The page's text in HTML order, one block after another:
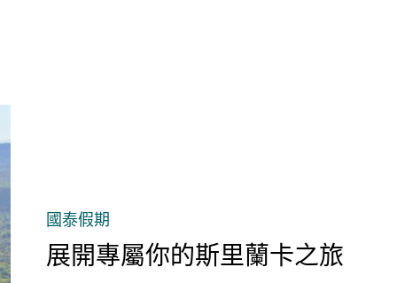
國泰假期
展開專屬你的斯里蘭卡之旅